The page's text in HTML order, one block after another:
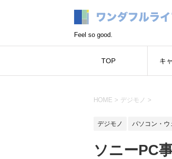
Feel so good.
TOP キ
HOME > デジモノ >
デジモノ パソコン・ウ
ソニーPC